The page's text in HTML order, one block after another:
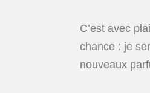
C’est avec
chance : je
nouveaux